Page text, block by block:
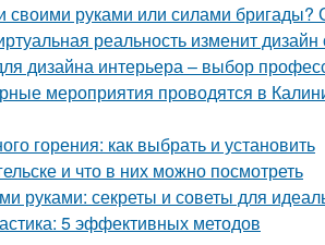
руками или силами бригады?
реальность изменит
дизайна интерьера – выбор
мероприятия проводятся в
горения: как выбрать и установить
и что в них можно посмотреть
руками: секреты и советы для
5 эффективных методов